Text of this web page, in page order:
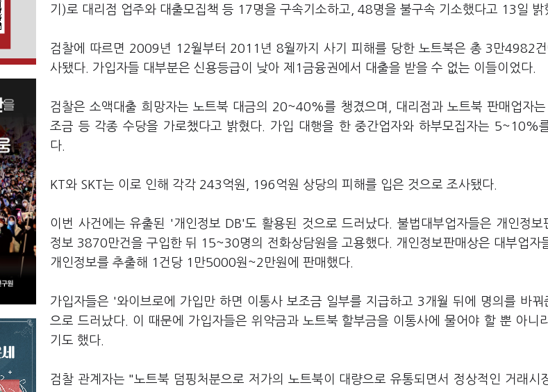
기)로 대리점 업주와 대출모집책 등 17명을 구속기소하고, 48명을 불구속 기소했다고 13일 밝
검찰에 따르면 2009년 12월부터 2011년 8월까지 사기 피해를 당한 노트북은 총 3만4982
사됐다. 가입자들 대부분은 신용등급이 낮아 제1금융권에서 대출을 받을 수 없는 이들이었다.
검찰은 소액대출 희망자는 노트북 대금의 20~40%를 챙겼으며, 대리점과 노트북 판매업자
조금 등 각종 수당을 가로챘다고 밝혔다. 가입 대행을 한 중간업자와 하부모집자는 5~10%
다.
KT와 SKT는 이로 인해 각각 243억원, 196억원 상당의 피해를 입은 것으로 조사됐다.
이번 사건에는 유출된 '개인정보 DB'도 활용된 것으로 드러났다. 불법대부업자들은 개인정보
정보 3870만건을 구입한 뒤 15~30명의 전화상담원을 고용했다. 개인정보판매상은 대부업자
개인정보를 추출해 1건당 1만5000원~2만원에 판매했다.
가입자들은 '와이브로에 가입만 하면 이통사 보조금 일부를 지급하고 3개월 뒤에 명의를 바
으로 드러났다. 이 때문에 가입자들은 위약금과 노트북 할부금을 이통사에 물어야 할 뿐 아니
기도 했다.
검찰 관계자는 "노트북 덤핑처분으로 저가의 노트북이 대량으로 유통되면서 정상적인 거래시